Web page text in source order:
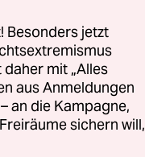
Besonders jetzt
mit „Alles
aus Anmeldungen
an die Kampagne,
sichern will,